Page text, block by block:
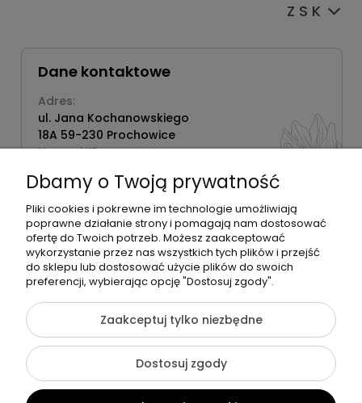
Z S K
Dane kontaktowe
Adres:
ul. Jana Kochanowskiego
18A 59-230 Prochowice
Numer NIP:
Telefon:
518358020
©2026 Wszelkie Prawa Zastrzeżone | Zrób Sobie Krem
Szablon Flex byEcommercy
Pokaż pełną wersję strony
Dbamy o Twoją prywatność
Pliki cookies i pokrewne im technologie umożliwiają
poprawne działanie strony i pomagają nam dostosować
ofertę do Twoich potrzeb. Możesz zaakceptować
wykorzystanie przez nas wszystkich tych plików i przejść
do sklepu lub dostosować użycie plików do swoich
preferencji, wybierając opcję "Dostosuj zgody".
Zaakceptuj tylko niezbędne
Dostosuj zgody